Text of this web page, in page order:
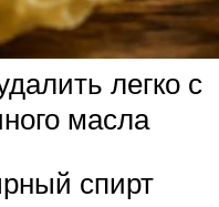
легко с
масла
спирт